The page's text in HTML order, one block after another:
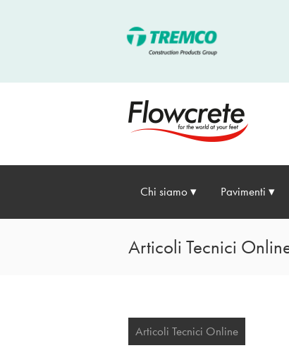
Chi siamo Pavimenti
Articoli Tecnici
Articoli Tecnici Online